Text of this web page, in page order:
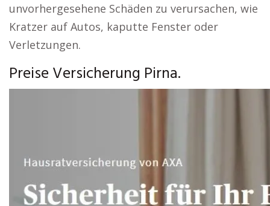
unvorhergesehene Schäden zu verursachen, wie
Kratzer auf Autos, kaputte Fenster oder
Verletzungen.
Preise Versicherung Pirna.